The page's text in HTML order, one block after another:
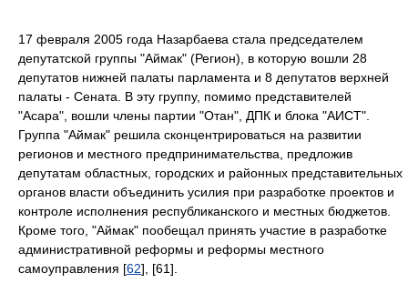
17 февраля 2005 года Назарбаева стала председателем
депутатской группы "Аймак" (Регион), в которую вошли 28
депутатов нижней палаты парламента и 8 депутатов верхней
палаты - Сената. В эту группу, помимо представителей
"Асара", вошли члены партии "Отан", ДПК и блока "АИСТ".
Группа "Аймак" решила сконцентрироваться на развитии
регионов и местного предпринимательства, предложив
депутатам областных, городских и районных представительных
органов власти объединить усилия при разработке проектов и
контроле исполнения республиканского и местных бюджетов.
Кроме того, "Аймак" пообещал принять участие в разработке
административной реформы и реформы местного
самоуправления [62], [61].